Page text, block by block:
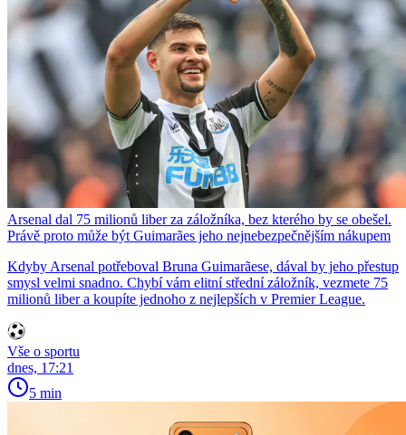
Arsenal dal 75 milionů liber za záložníka, bez kterého by se obešel.
Právě proto může být Guimarães jeho nejnebezpečnějším nákupem
Kdyby Arsenal potřeboval Bruna Guimarãese, dával by jeho přestup
smysl velmi snadno. Chybí vám elitní střední záložník, vezmete 75
milionů liber a koupíte jednoho z nejlepších v Premier League.
Vše o sportu
dnes, 17:21
5 min